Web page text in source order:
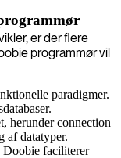
er der flere
programmør vil
paradigmer.
herunder connection
af datatyper.
Doobie faciliterer